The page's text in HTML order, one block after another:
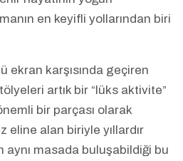
en keyifli yollarından biri
ekran karşısında geçiren
artık bir “lüks aktivite”
bir parçası olarak
eline alan biriyle yıllardır
masada buluşabildiği bu